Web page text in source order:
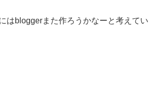
はbloggerまた作ろうかなーと考えてい